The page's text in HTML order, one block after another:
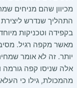
מכיוון שהם מניחים
התהליך שנדרש
בקפידה וטכניקות
מאשר מקפה רגיל.
יותר. זה לא אומר
אלה שניסו קפה גורמה
מהמכולת, גילו כי